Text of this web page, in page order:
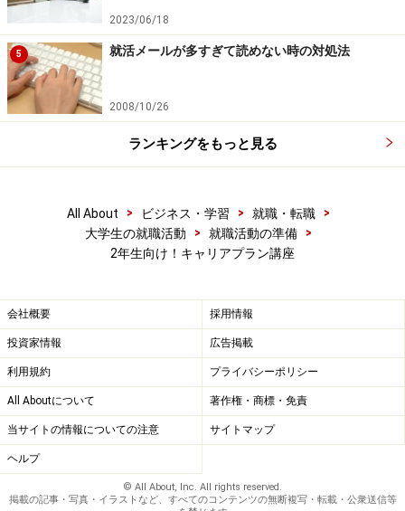
2023/06/18
5 就活メールが多すぎて読めない時の対処法
2008/10/26
ランキングをもっと見る
All About > ビジネス・学習 > 就職・転職
>
大学生の就職活動
> 就職活動の準備
>
2年生向け！キャリアプラン講座
会社概要 採用情報
投資家情報 広告掲載
利用規約 プライバシーポリシー
All Aboutについて 著作権・商標・免責
当サイトの情報についての注意 サイトマップ
ヘルプ
© All About, Inc. All rights reserved.
掲載の記事・写真・イラストなど、すべてのコンテンツの無断複写・転載・公衆送信等